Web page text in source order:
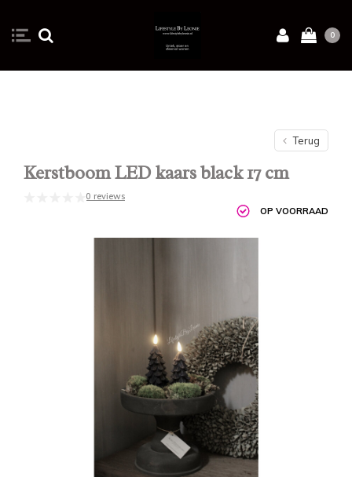
0
Terug
Kerstboom LED kaars black 17 cm
0 reviews
OP VOORRAAD